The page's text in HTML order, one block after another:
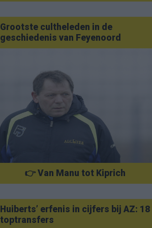
Grootste cultheleden in de
geschiedenis van Feyenoord
👉 Van Manu tot Kiprich
Huiberts’ erfenis in cijfers bij AZ: 18
toptransfers